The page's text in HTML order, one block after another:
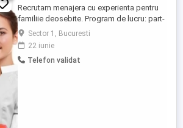
Recrutam menajera cu experienta pentru
familiie deosebite. Program de lucru: part-
time, 2 - 3 zile saptamana Atributii:
activitati de menaj (curatenie, calcat,
spalat) Cerinte post: experienta anterioara
pe post similar si prezentarea referintelor
Sector 1, Bucuresti
22 iunie
Telefon validat